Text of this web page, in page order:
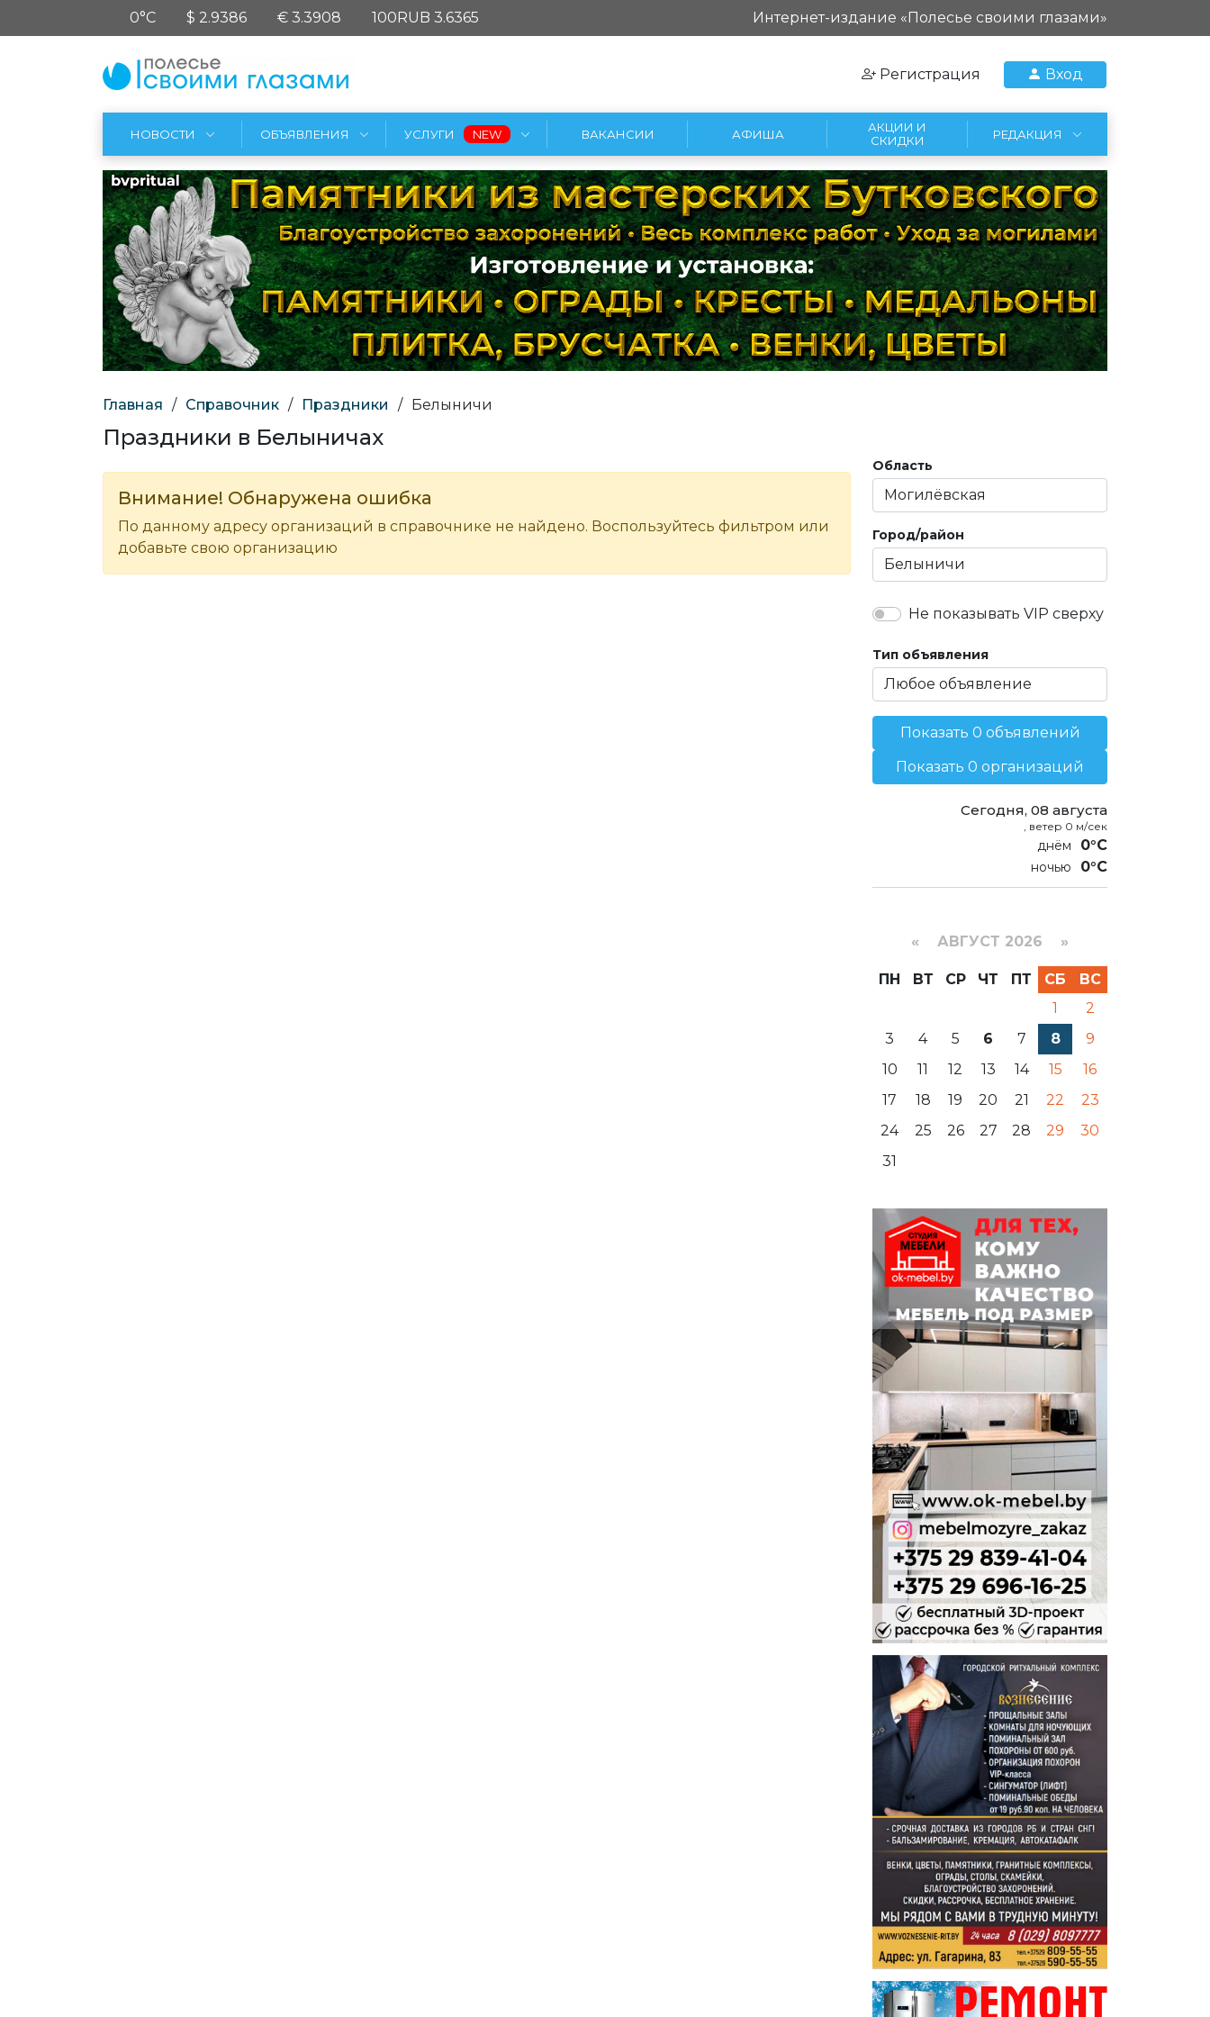
0°C $ 2.9386 € 3.3908 100RUB 3.6365 Интернет-издание «Полесье своими глазами»
Регистрация Вход
НОВОСТИ ОБЪЯВЛЕНИЯ УСЛУГИ ВАКАНСИИ АФИША
АКЦИИ И
СКИДКИ
РЕДАКЦИЯ
Главная / Справочник / Праздники / Белыничи
Праздники в Белыничах
Внимание! Обнаружена ошибка
По данному адресу организаций в справочнике не найдено. Воспользуйтесь фильтром или
добавьте свою организацию
Область
Город/район
Не показывать VIP сверху
Тип объявления
Показать 0 объявлений
Показать 0 организаций
Сегодня, 08 августа
, ветер 0 м/сек
0°C
0°C
« АВГУСТ 2026 »
ПН ВТ СР ЧТ ПТ СБ
ВС
1
2
3
4 5 6 7 8
9
10
11 12 13 14 15
16
17
18 19 20 21 22
23
24
25 26 27 28 29
30
31